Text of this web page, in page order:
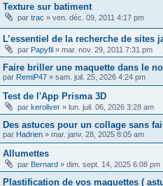
Texture sur batiment
par trac » ven. déc. 09, 2011 4:17 pm
L’essentiel de la recherche de sites
par Papyfil » mar. nov. 29, 2011 7:31 pm
Faire briller une maquette dans le
par RemiP47 » sam. juil. 25, 2026 4:24 pm
Test de l'App Prisma 3D
par keroliver » lun. juil. 06, 2026 3:28 am
Des astuces pour un collage sans
par Hadrien » mar. janv. 28, 2025 8:05 am
Allumettes
par Bernard » dim. sept. 14, 2025 6:08 pm
Plastification de vos maquettes (